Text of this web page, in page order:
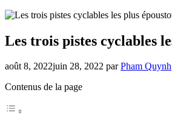
Les trois pistes cyclables
août 8, 2022juin 28, 2022 parPham Quynh
Contenus de la page